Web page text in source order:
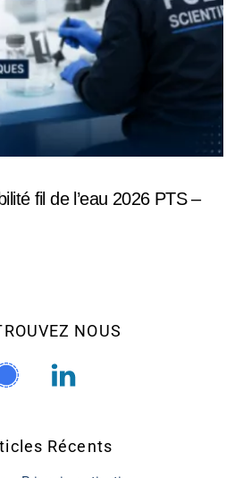
fil de l’eau 2026 PTS –
NOUS
Récents